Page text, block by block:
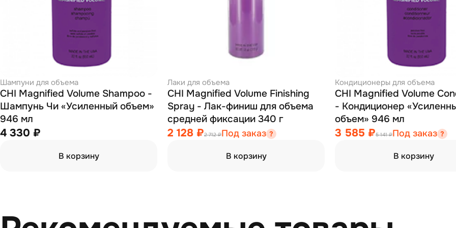
Шампуни для объема
CHI Magnified Volume Shampoo -
Шампунь Чи «Усиленный объем»
946 мл
4 330 ₽
В корзину
Лаки для объема
CHI Magnified Volume Finishing
Spray - Лак-финиш для объема
средней фиксации 340 г
2 128 ₽2 712 ₽Под заказ
В корзину
Кондиционеры для объема
CHI Magnified Volume
- Кондиционер
объем» 946 мл
3 585 ₽5 141 ₽Под заказ
В корзину